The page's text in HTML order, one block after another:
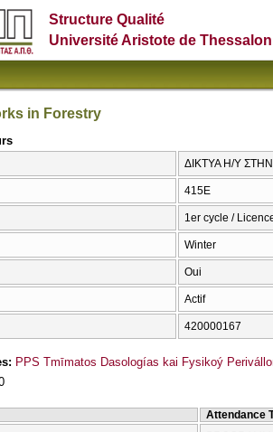
Structure Qualité
Université Aristote de
in Forestry
ΔΙΚΤΥΑ Η/Υ
415Ε
1er cycle /
Winter
Oui
Actif
420000167
PPS Tmīmatos Dasologías kai Fysikoý
Attendance